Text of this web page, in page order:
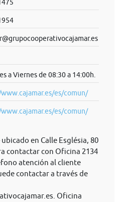
a Viernes de 08:30 a 14:00h.
es/comun/
es/comun/
en Calle Església, 80
contactar con Oficina 2134
atención al cliente
contactar a través de
. Oficina